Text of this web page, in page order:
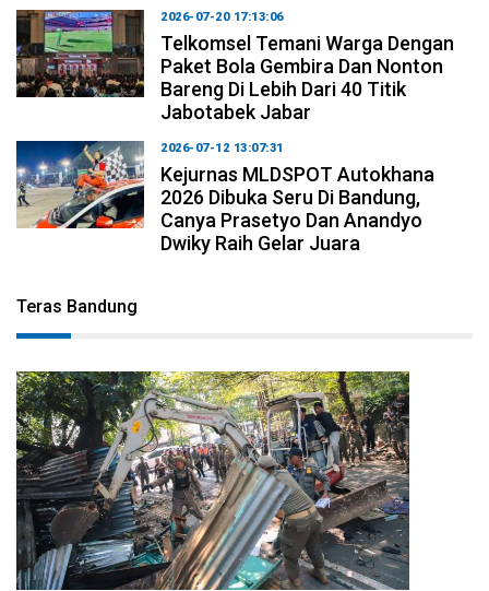
2026-07-20 17:13:06
Telkomsel Temani Warga Dengan
Paket Bola Gembira Dan Nonton
Bareng Di Lebih Dari 40 Titik
Jabotabek Jabar
2026-07-12 13:07:31
Kejurnas MLDSPOT Autokhana
2026 Dibuka Seru Di Bandung,
Canya Prasetyo Dan Anandyo
Dwiky Raih Gelar Juara
Teras Bandung
2026-08-06 17:34:08